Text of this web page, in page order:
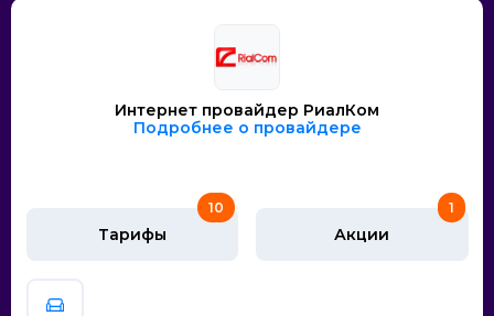
Интернет провайдер РиалКом
Подробнее о провайдере
Тарифы
10
Акции
1